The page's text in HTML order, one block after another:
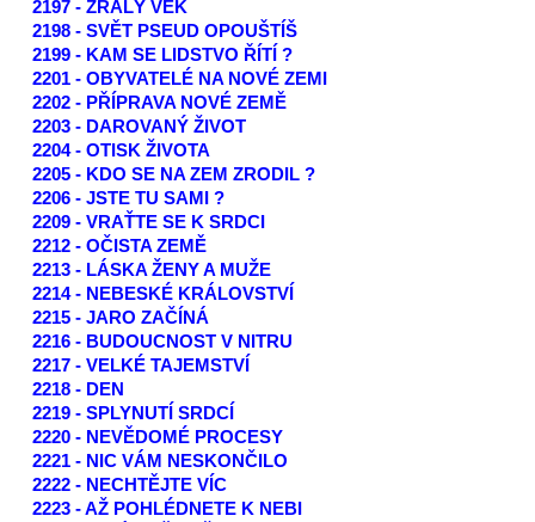
2197 - ZRALÝ VĚK
2198 - SVĚT PSEUD OPOUŠTÍŠ
2199 - KAM SE LIDSTVO ŘÍTÍ ?
2201 - OBYVATELÉ NA NOVÉ ZEMI
2202 - PŘÍPRAVA NOVÉ ZEMĚ
2203 - DAROVANÝ ŽIVOT
2204 - OTISK ŽIVOTA
2205 - KDO SE NA ZEM ZRODIL ?
2206 - JSTE TU SAMI ?
2209 - VRAŤTE SE K SRDCI
2212 - OČISTA ZEMĚ
2213 - LÁSKA ŽENY A MUŽE
2214 - NEBESKÉ KRÁLOVSTVÍ
2215 - JARO ZAČÍNÁ
2216 - BUDOUCNOST V NITRU
2217 - VELKÉ TAJEMSTVÍ
2218 - DEN
2219 - SPLYNUTÍ SRDCÍ
2220 - NEVĚDOMÉ PROCESY
2221 - NIC VÁM NESKONČILO
2222 - NECHTĚJTE VÍC
2223 - AŽ POHLÉDNETE K NEBI